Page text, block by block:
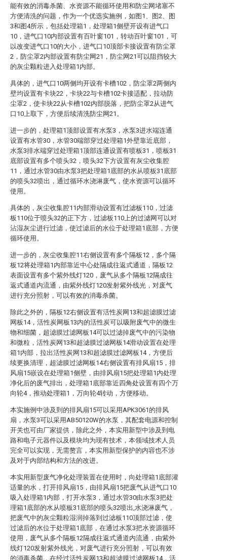
能有效的消毒杀菌、水资源不能循环使用和防尘网堵塞不
方便清洗的问题，作为一个优选实施例，如图1、图2、图
3和图4所示，包括处理箱1，处理箱1侧壁开设有进气口
10，进气口10内部设置有百叶窗101，转动百叶窗101，可
以改变进气口10的大小，进气口10顶部卡接设置有防尘罩
2，防尘罩2内部设置有防尘网21，防尘网21可以阻挡较大
的灰尘颗粒进入处理箱1内部。
具体的，进气口10两侧均开设有卡槽102，防尘罩2两侧内
壁均设置有卡块22，卡块22与卡槽102卡接适配，拉动防
尘罩2，使卡块22从卡槽102内部脱落，把防尘罩2从进气
口10上取下，方便后续清洗防尘网21。
进一步的，处理箱1顶部设置有水泵3，水泵3进水端连通
设置有水管30，水管30端部穿过处理箱1外壁靠近底部，
水泵3排水端穿过处理箱1顶部连通设置有喷板31，喷板31
底部设置有多个喷头32，喷头32下方设置有灰尘收集腔
11，通过水管30由水泵3把处理箱1底部的水从喷板31底部
的喷头32喷出，通过循环水浇淋废气，使水资源可以循环
使用。
具体的，灰尘收集腔11内部滑动设置有过滤板110，过滤
板110位于喷头32的正下方，过滤板110上的过滤网可以对
沾湿灰尘进行过滤，使过滤后的水位于处理箱1底部，方便
循环使用。
进一步的，灰尘收集腔11右侧设置有多个隔板12，多个隔
板12将处理箱1内部靠近中心处隔成往返式通道，隔板12
表面设置有多个紫外线灯120，废气从多个隔板12隔成往
返式通道内流通，由紫外线灯120发射紫外线光，对废气
进行充分照射，可以有效的消毒杀菌。
除此之外的，隔板12右侧设置有活性炭网13和超滤膜过滤
网板14，活性炭网板13内的活性炭可以吸附废气中的微生
物和细菌，超滤膜过滤网板14可以过滤掉废气中的污染物
和微粒，活性炭网13和超滤膜过滤网板14滑动设置在处理
箱1内部，拉出活性炭网13和超滤膜过滤网板14，方便后
续更换清理，超滤膜过滤网板14右侧设置有排风扇15，排
风扇15嵌设在处理箱1侧壁，由排风扇15把处理箱1内处理
净化后的废气排出，处理箱1底部靠近四角处设置有四个万
向轮4，推动处理箱1，万向轮4转动，方便移动。
本实施例中涉及到的排风扇15可以采用APK3061的排风
扇，水泵3可以采用AB50120W的水泵，其配套电源和控制
开关也可由厂家提供，除此之外，本实用新型中涉及到电
路和电子元器件以及模块均为现有技术，本领域技术人员
完全可以实现，无需赘言，本实用新型保护的内容也不涉
及对于内部结构和方法的改进。
本实用新型废气净化处理装置在使用时，向处理箱1底部灌
适量的水，打开排风扇15，由排风扇15把废气从进气口10
吸入处理箱1内部，打开水泵3，通过水管30由水泵3把处
理箱1底部的水从喷板31底部的喷头32喷出,水浇淋废气，
把废气中的灰尘颗粒湿润掉落到过滤板110顶部过滤，使
过滤后的水位于处理箱1底部，在通过水泵3把水资源循环
使用，废气从多个隔板12隔成往返式通道内流通，由紫外
线灯120发射紫外线光，对废气进行充分照射，可以有效
的消毒杀菌，在经过活性炭网13和超滤膜过滤网板14，活